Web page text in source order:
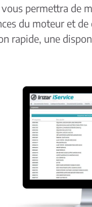
permettra de
du moteur et
rapide, une